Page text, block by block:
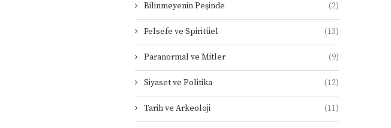
Bilinmeyenin Peşinde (2)
Felsefe ve Spiritüel (13)
Paranormal ve Mitler (9)
Siyaset ve Politika (12)
Tarih ve Arkeoloji (11)